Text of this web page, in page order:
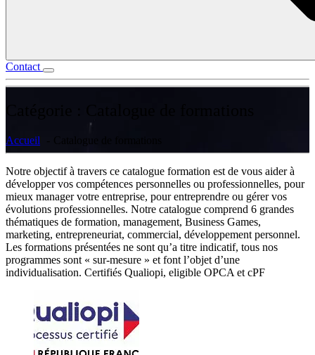
Contact
Accueil
Notre objectif à travers ce catalogue formation est de vous aider à
développer vos compétences personnelles ou professionnelles, pour
mieux manager votre entreprise, pour entreprendre ou gérer vos
évolutions professionnelles. Notre catalogue comprend 6 grandes
thématiques de formation, management, Business Games,
marketing, entrepreneuriat, commercial, développement personnel.
Les formations présentées ne sont qu’a titre indicatif, tous nos
programmes sont « sur-mesure » et font l’objet d’une
individualisation. Certifiés Qualiopi, eligible OPCA et cPF